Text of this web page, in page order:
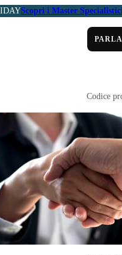
Scopri i Master
Codice